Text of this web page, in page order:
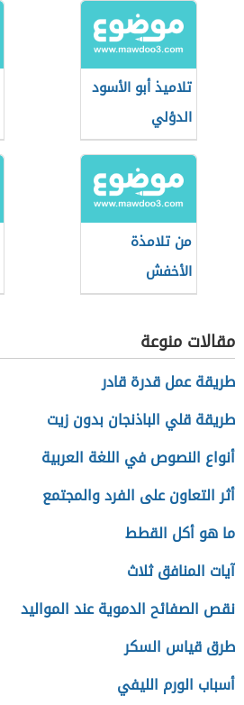
تلاميذ أبو الأسود
الدؤلي
من تلامذة
الأخفش
مقالات منوعة
طريقة عمل قدرة قادر
طريقة قلي الباذنجان بدون زيت
أنواع النصوص في اللغة العربية
أثر التعاون على الفرد والمجتمع
ما هو أكل القطط
آيات المنافق ثلاث
نقص الصفائح الدموية عند المواليد
طرق قياس السكر
أسباب الورم الليفي